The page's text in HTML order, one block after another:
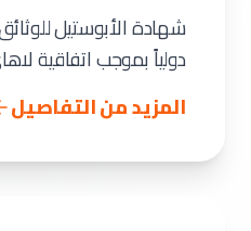
شهادة الأبوستيل
دولياً بموجب اتفاقية
المزيد من التفاصيل